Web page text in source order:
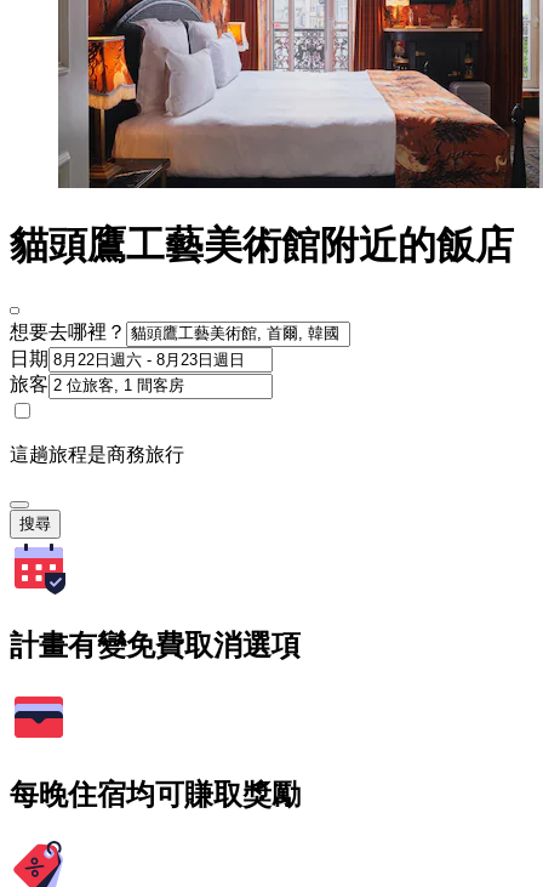
貓頭鷹工藝美術館附近的飯店
想要去哪裡？
日期
旅客
這趟旅程是商務旅行
搜尋
計畫有變免費取消選項
每晚住宿均可賺取獎勵